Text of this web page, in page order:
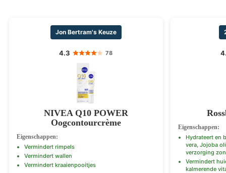
Jon Bertram's Keuze
4.3 78
NIVEA Q10 POWER
Oogcontourcrème
Eigenschappen:
Vermindert rimpels
Vermindert wallen
Vermindert kraaienpooitjes
Eigenschappen:
Hydrateert en
vera, Jojoba
verzorging
Vermindert
kalmerende